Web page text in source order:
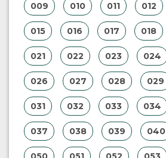
009 010 011 012
015 016 017 018
021 022 023 024
026 027 028 029
031 032 033 034
037 038 039 040